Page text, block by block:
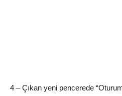
4 – Çıkan yeni pencerede